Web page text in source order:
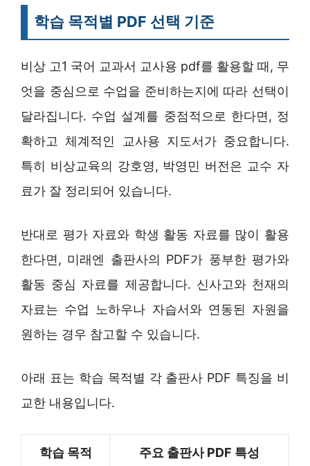
학습 목적별 PDF 선택 기준
비상 고1 국어 교과서 교사용 pdf를 활용할 때, 무
엇을 중심으로 수업을 준비하는지에 따라 선택이
달라집니다. 수업 설계를 중점적으로 한다면, 정
확하고 체계적인 교사용 지도서가 중요합니다.
특히 비상교육의 강호영, 박영민 버전은 교수 자
료가 잘 정리되어 있습니다.
반대로 평가 자료와 학생 활동 자료를 많이 활용
한다면, 미래엔 출판사의 PDF가 풍부한 평가와
활동 중심 자료를 제공합니다. 신사고와 천재의
자료는 수업 노하우나 자습서와 연동된 자원을
원하는 경우 참고할 수 있습니다.
아래 표는 학습 목적별 각 출판사 PDF 특징을 비
교한 내용입니다.
학습 목적 주요 출판사 PDF 특성